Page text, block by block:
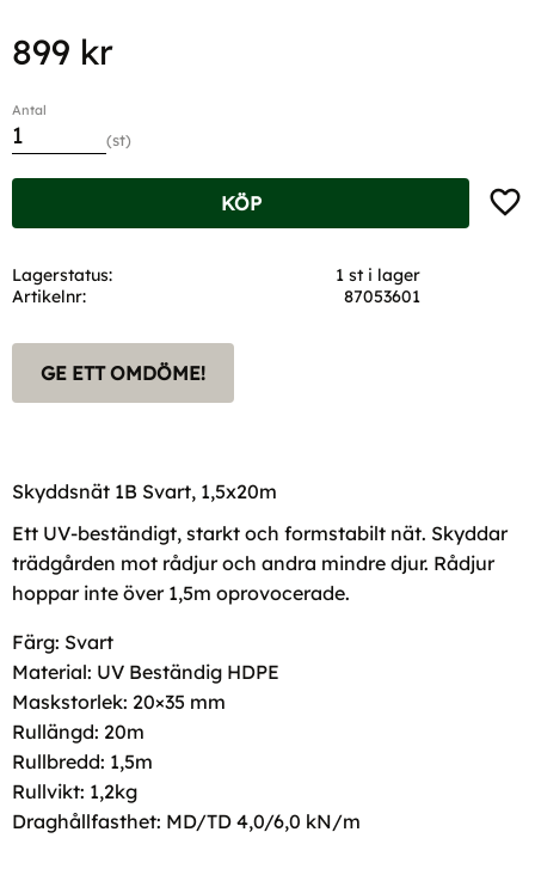
899 kr
Antal
st
KÖP
Lagerstatus
1 st i lager
Artikelnr
87053601
GE ETT OMDÖME!
Skyddsnät 1B Svart, 1,5x20m
Ett UV-beständigt, starkt och formstabilt nät. Skyddar
trädgården mot rådjur och andra mindre djur. Rådjur
hoppar inte över 1,5m oprovocerade.
Färg: Svart
Material: UV Beständig HDPE
Maskstorlek: 20×35 mm
Rullängd: 20m
Rullbredd: 1,5m
Rullvikt: 1,2kg
Draghållfasthet: MD/TD 4,0/6,0 kN/m